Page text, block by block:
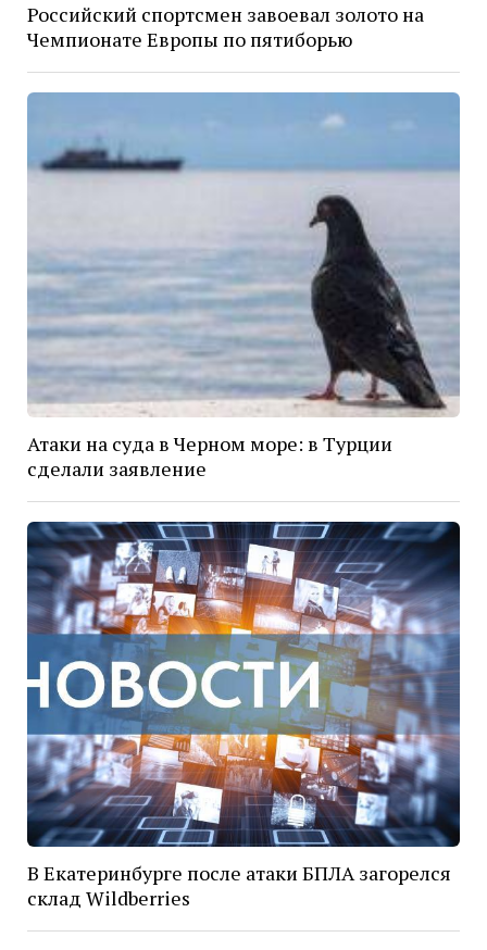
Российский спортсмен завоевал золото на
Чемпионате Европы по пятиборью
Атаки на суда в Черном море: в Турции
сделали заявление
В Екатеринбурге после атаки БПЛА загорелся
склад Wildberries